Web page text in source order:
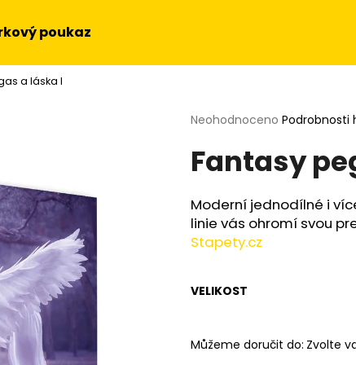
poukaz
a láska I
Průměrné
produktu
je
z
5
hvězdiček.
Neohodnoceno Podrobnosti
Fantasy
Moderní jednodílné i
linie vás ohromí svou
Stapety.cz
VELIKOST
Můžeme doručit do: Zvolte
Co potřebujete najít?
HLEDAT
Doporučujeme
NA STĚNU - SLUNEČNICE
OBRAZ -